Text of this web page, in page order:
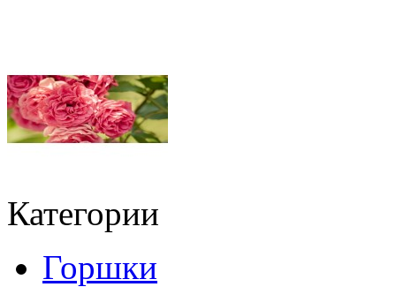
Категории
Горшки